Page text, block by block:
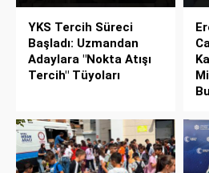
YKS Tercih Süreci
Başladı: Uzmandan
Adaylara "Nokta Atışı
Tercih" Tüyoları